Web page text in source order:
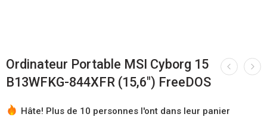
Ordinateur Portable MSI Cyborg 15
B13WFKG-844XFR (15,6″) FreeDOS
Hâte! Plus de 10 personnes l'ont dans leur panier